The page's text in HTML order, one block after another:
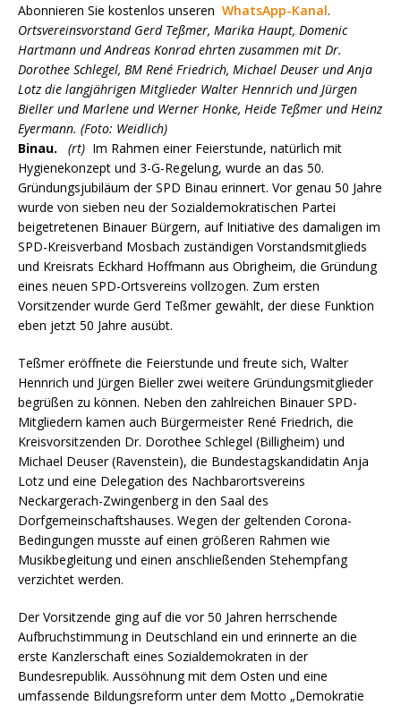
Abonnieren Sie kostenlos unseren WhatsApp-Kanal.
Ortsvereinsvorstand Gerd Teßmer, Marika Haupt, Domenic
Hartmann und Andreas Konrad ehrten zusammen mit Dr.
Dorothee Schlegel, BM René Friedrich, Michael Deuser und Anja
Lotz die langjährigen Mitglieder Walter Hennrich und Jürgen
Bieller und Marlene und Werner Honke, Heide Teßmer und Heinz
Eyermann. (Foto: Weidlich)
Binau.
(rt) Im Rahmen einer Feierstunde, natürlich mit
Hygienekonzept und 3-G-Regelung, wurde an das 50.
Gründungsjubiläum der SPD Binau erinnert. Vor genau 50 Jahre
wurde von sieben neu der Sozialdemokratischen Partei
beigetretenen Binauer Bürgern, auf Initiative des damaligen im
SPD-Kreisverband Mosbach zuständigen Vorstandsmitglieds
und Kreisrats Eckhard Hoffmann aus Obrigheim, die Gründung
eines neuen SPD-Ortsvereins vollzogen. Zum ersten
Vorsitzender wurde Gerd Teßmer gewählt, der diese Funktion
eben jetzt 50 Jahre ausübt.
Teßmer eröffnete die Feierstunde und freute sich, Walter
Hennrich und Jürgen Bieller zwei weitere Gründungsmitglieder
begrüßen zu können. Neben den zahlreichen Binauer SPD-
Mitgliedern kamen auch Bürgermeister René Friedrich, die
Kreisvorsitzenden Dr. Dorothee Schlegel (Billigheim) und
Michael Deuser (Ravenstein), die Bundestagskandidatin Anja
Lotz und eine Delegation des Nachbarortsvereins
Neckargerach-Zwingenberg in den Saal des
Dorfgemeinschaftshauses. Wegen der geltenden Corona-
Bedingungen musste auf einen größeren Rahmen wie
Musikbegleitung und einen anschließenden Stehempfang
verzichtet werden.
Der Vorsitzende ging auf die vor 50 Jahren herrschende
Aufbruchstimmung in Deutschland ein und erinnerte an die
erste Kanzlerschaft eines Sozialdemokraten in der
Bundesrepublik. Aussöhnung mit dem Osten und eine
umfassende Bildungsreform unter dem Motto „Demokratie